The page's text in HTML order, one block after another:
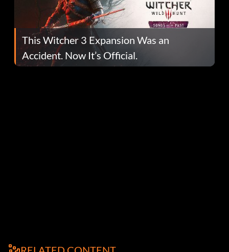
This Witcher 3 Expansion Was an
Accident. Now It’s Official.